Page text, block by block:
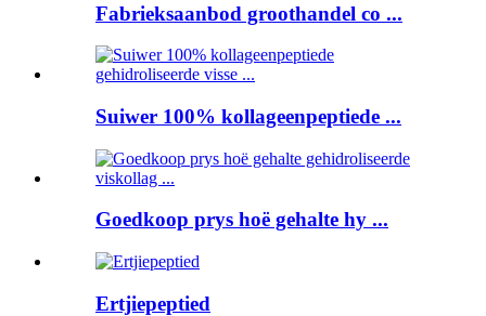
Fabrieksaanbod groothandel co ...
Suiwer 100% kollageenpeptiede ...
Goedkoop prys hoë gehalte hy ...
Ertjiepeptied